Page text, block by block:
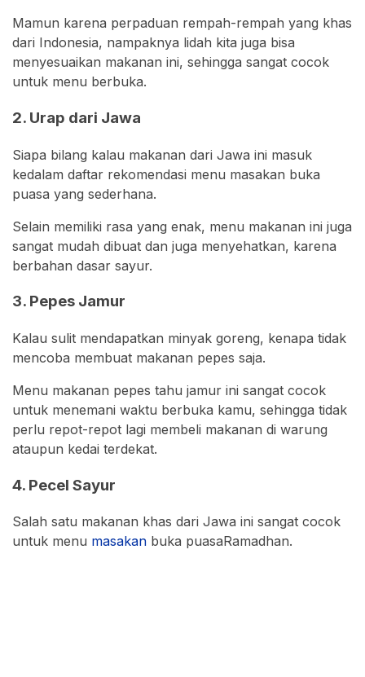
Mamun karena perpaduan rempah-rempah yang khas
dari Indonesia, nampaknya lidah kita juga bisa
menyesuaikan makanan ini, sehingga sangat cocok
untuk menu berbuka.
2. Urap dari Jawa
Siapa bilang kalau makanan dari Jawa ini masuk
kedalam daftar rekomendasi menu masakan buka
puasa yang sederhana.
Selain memiliki rasa yang enak, menu makanan ini juga
sangat mudah dibuat dan juga menyehatkan, karena
berbahan dasar sayur.
3. Pepes Jamur
Kalau sulit mendapatkan minyak goreng, kenapa tidak
mencoba membuat makanan pepes saja.
Menu makanan pepes tahu jamur ini sangat cocok
untuk menemani waktu berbuka kamu, sehingga tidak
perlu repot-repot lagi membeli makanan di warung
ataupun kedai terdekat.
4. Pecel Sayur
Salah satu makanan khas dari Jawa ini sangat cocok
untuk menu masakan buka puasaRamadhan.